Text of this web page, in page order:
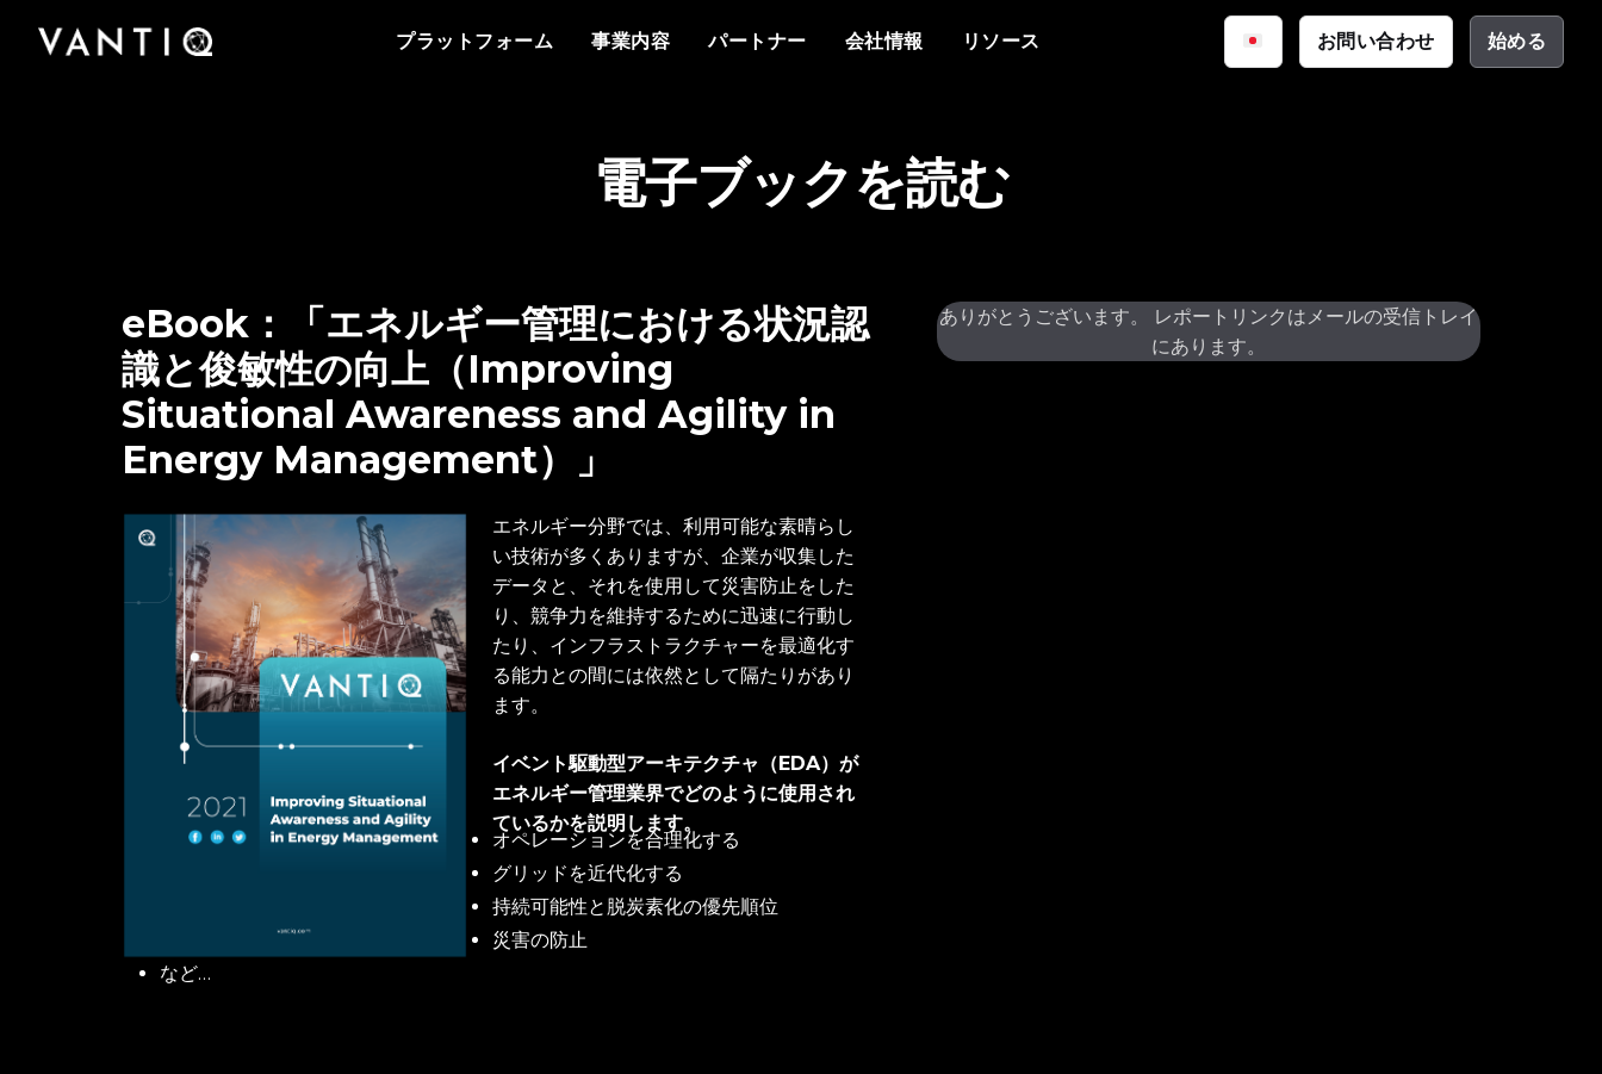
プラットフォーム 事業内容 パートナー 会社情報 リソース お問い合わせ 始める
Vantiqは、リアルタイムのインテリジェントシ
プラットフォーム
エージェントAI
イベント駆動型アーキテクチャ
事業内容
サイバーセキュリティ
パートナー もっと知る 資料
Vantiqを支えるチームをご紹介いたします。私
Vantiq について
採用情報
イベント
Vantiqのポッドキャストをはじめとする導入事
例、プレスリリースまで、お役立ち資料をご覧
データシート
ニュースレター
プレスリリース
導入事例
お客様の声
電子ブックを読む
eBook：「エネルギー管理における状況認
識と俊敏性の向上（Improving
Situational Awareness and Agility in
Energy Management）」
エネルギー分野では、利用可能な素晴らし
い技術が多くありますが、企業が収集した
データと、それを使用して災害防止をした
り、競争力を維持するために迅速に行動し
たり、インフラストラクチャーを最適化す
る能力との間には依然として隔たりがあり
ます。
イベント駆動型アーキテクチャ（EDA）が
エネルギー管理業界でどのように使用され
ているかを説明します。
オペレーションを合理化する
グリッドを近代化する
持続可能性と脱炭素化の優先順位
災害の防止
など…
ありがとうございます。 レポートリンクはメールの受信トレイ
にあります。